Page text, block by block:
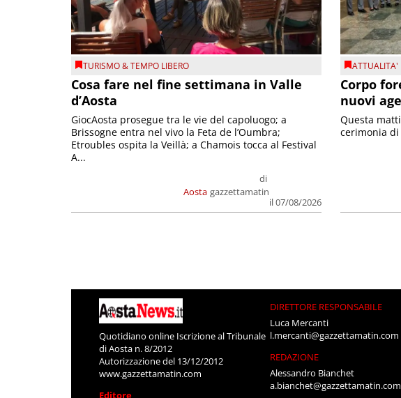
TURISMO & TEMPO LIBERO
Cosa fare nel fine settimana in Valle
d’Aosta
Aosta
di
gazzettamatin
il 07/08/2026
GiocAosta prosegue tra le vie del capoluogo; a
Brissogne entra nel vivo la Feta de l’Oumbra;
Etroubles ospita la Veillà; a Chamois tocca al Festival
A...
ATTUALITA'
Corpo
nuovi
Questa
cerimonia
Quotidiano online Iscrizione al Tribunale
di Aosta n. 8/2012
Autorizzazione del 13/12/2012
www.gazzettamatin.com
Editore
DIRETTORE RESPONSABILE
Luca Mercanti
l.mercanti@gazzettamatin.com
REDAZIONE
Alessandro Bianchet
a.bianchet@gazzettamatin.com